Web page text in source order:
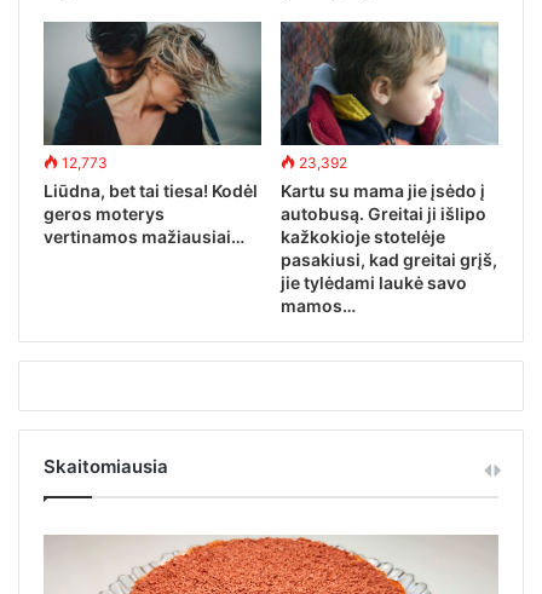
12,773
Liūdna, bet tai tiesa! Kodėl
geros moterys
vertinamos mažiausiai…
23,392
Kartu su mama jie įsėdo į
autobusą. Greitai ji išlipo
kažkokioje stotelėje
pasakiusi, kad greitai grįš,
jie tylėdami laukė savo
mamos…
Skaitomiausia